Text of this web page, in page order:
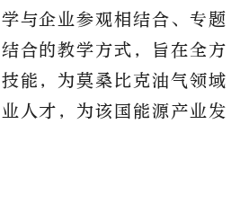
与企业参观相结合、专题
合的教学方式，旨在全方
能，为莫桑比克油气领域
人才，为该国能源产业发